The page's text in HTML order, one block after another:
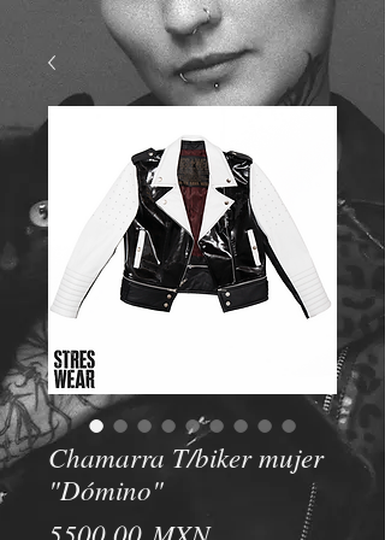
Chamarra T/biker mujer
"Dómino"
Precio